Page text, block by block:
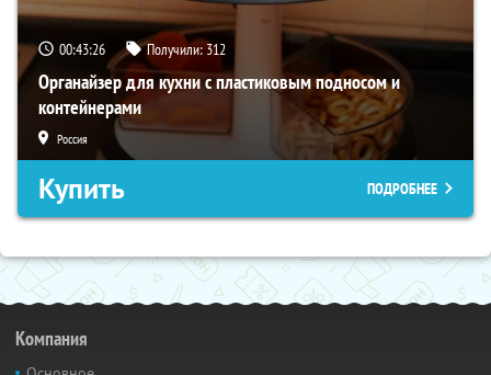
00:43:25 Получили: 312
Органайзер для кухни с пластиковым подносом и
контейнерами
Россия
Купить ПОДРОБНЕЕ
Компания